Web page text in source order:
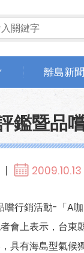
離島新聞
鑑暨品
2009.10.13
行銷活動-「A
會上表示，台東
具有海島型氣候